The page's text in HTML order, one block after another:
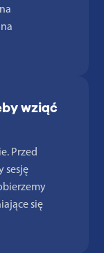
wziąć
Przed
sesję
się